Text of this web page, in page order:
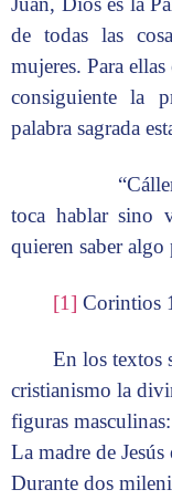
de todas las
mujeres. Para
consiguiente la
palabra sagrada
“Cállense
toca hablar sino
quieren saber algo
[1] Corintios
En los textos
cristianismo la
figuras
La madre de
Durante dos